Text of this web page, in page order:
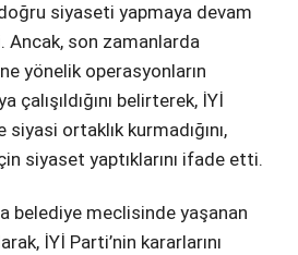
Youtube
siyaseti yapmaya devam
Ancak, son zamanlarda
yönelik operasyonların
çalışıldığını belirterek, İYİ
ortaklık kurmadığını,
siyaset yaptıklarını ifade etti.
belediye meclisinde yaşanan
İYİ Parti’nin kararlarını